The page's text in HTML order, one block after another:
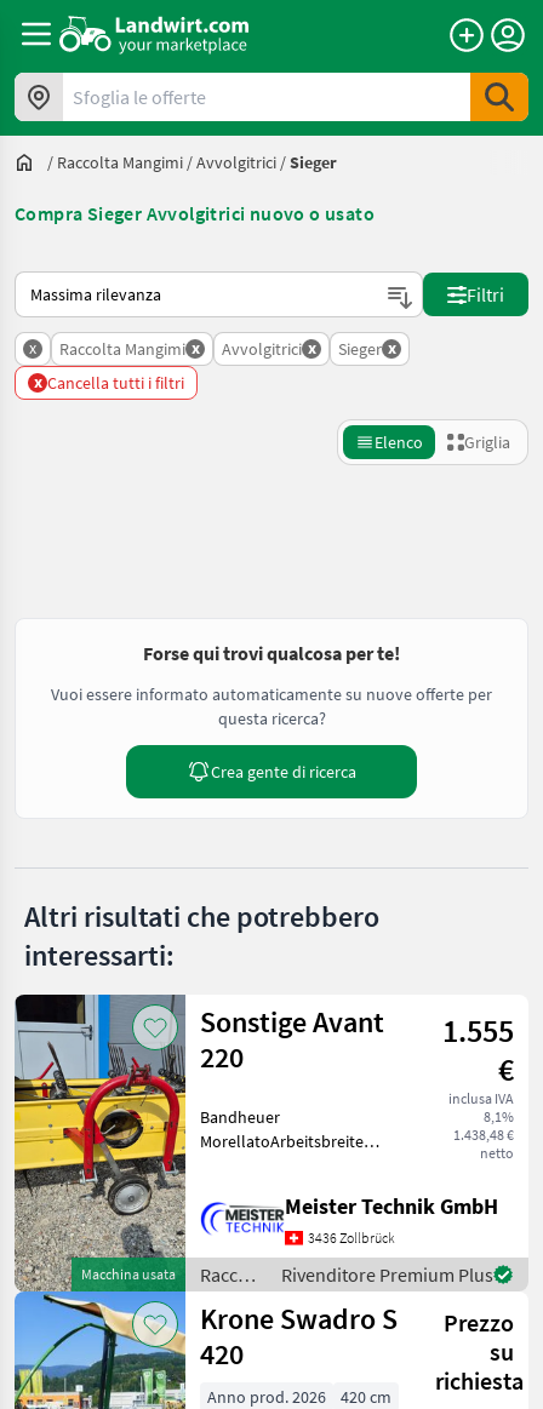
Sfoglia le offerte
/ Raccolta Mangimi /Avvolgitrici /Sieger
Compra Sieger Avvolgitrici nuovo o usato
Ecco come viene ordinato su Landwirt.com
Filtri
x Raccolta Mangimi x Avvolgitrici x Sieger x
x Cancella tutti i filtri
Elenco Griglia
Forse qui trovi qualcosa per te!
Vuoi essere informato automaticamente su nuove offerte per
questa ricerca?
Crea gente di ricerca
Altri risultati che potrebbero
interessarti:
Macchina usata
Sonstige Avant
220
1.555
€
inclusa IVA
8,1%
1.438,48 €
netto
Bandheuer
MorellatoArbeitsbreite
gelaufenIst an einem
Reform Metrac
gelaufenInkl. Gelenkwelle
Raccolta mangimi Altre
Meister Technik GmbH
3436 Zollbrück
Raccolta
mangimi
/
Sonstige
Rivenditore Premium Plus
Krone Swadro S
420
Prezzo
su
richiesta
Anno prod. 2026
420 cm